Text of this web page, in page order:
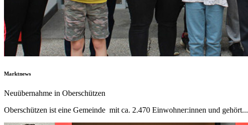
Marktnews
Neuübernahme in Oberschützen
Oberschützen ist eine Gemeinde mit ca. 2.470 Einwohner:innen und gehört...